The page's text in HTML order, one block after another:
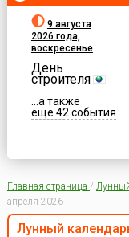
9 августа
2026 года,
воскресенье
День
строителя
...а также
еще 42 события
Главная страница /
апреля 2026
Лунный